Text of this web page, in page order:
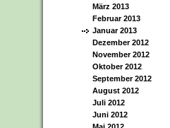
März 2013
Februar 2013
Januar 2013
Dezember 2012
November 2012
Oktober 2012
September 2012
August 2012
Juli 2012
Juni 2012